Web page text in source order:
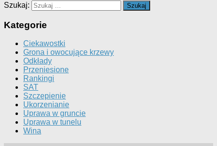
Szukaj:
Kategorie
Ciekawostki
Grona i owocujące krzewy
Odkłady
Przeniesione
Rankingi
SAT
Szczepienie
Ukorzenianie
Uprawa w gruncie
Uprawa w tunelu
Wina